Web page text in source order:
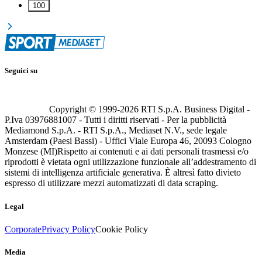
100
Seguici su
Copyright © 1999-2026 RTI S.p.A. Business Digital -
P.Iva 03976881007 - Tutti i diritti riservati - Per la pubblicità
Mediamond S.p.A. - RTI S.p.A., Mediaset N.V., sede legale
Amsterdam (Paesi Bassi) - Uffici Viale Europa 46, 20093 Cologno
Monzese (MI)Rispetto ai contenuti e ai dati personali trasmessi e/o
riprodotti è vietata ogni utilizzazione funzionale all’addestramento di
sistemi di intelligenza artificiale generativa. È altresì fatto divieto
espresso di utilizzare mezzi automatizzati di data scraping.
Legal
CorporatePrivacy PolicyCookie Policy
Media